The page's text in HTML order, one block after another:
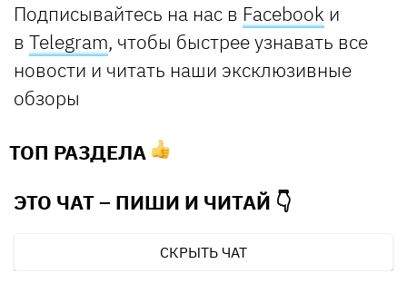
Подписывайтесь на нас в Facebook и
в Telegram, чтобы быстрее узнавать все
новости и читать наши эксклюзивные
обзоры
ТОП РАЗДЕЛА
ЭТО ЧАТ – ПИШИ И ЧИТАЙ 👇
СКРЫТЬ ЧАТ